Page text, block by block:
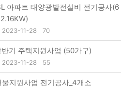
아파트 태양광발전설비 전기공사(6
2.16KW)
2023-11-28 70
기 주택지원사업 (50가구)
2023-11-28 55
지원사업 전기공사_4개소